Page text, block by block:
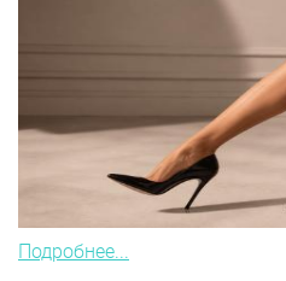
Подробнее...